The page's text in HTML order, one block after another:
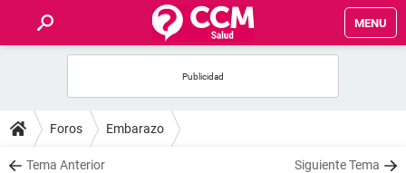
MENU
FOROS
SALUD
Foros Embarazo
Tema Anterior Siguiente Tema